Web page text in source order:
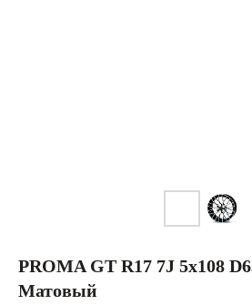
PROMA GT R17 7J 5x108
Матовый